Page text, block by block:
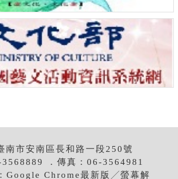
南市安南區長和路一段250號
3568889 ．傳真：06-3564981
Google Chrome最新版╱螢幕解